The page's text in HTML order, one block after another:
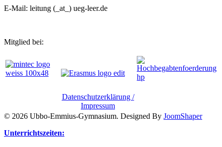
E-Mail: leitung (_at_) ueg-leer.de
Mitglied bei:
Datenschutzerklärung /
Impressum
© 2026 Ubbo-Emmius-Gymnasium. Designed By JoomShaper
Unterrichtszeiten: